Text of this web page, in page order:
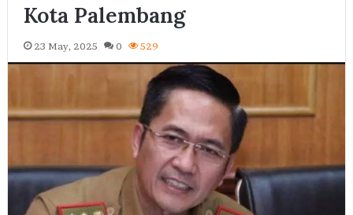
Kota Palembang
23 May, 2025 0 529